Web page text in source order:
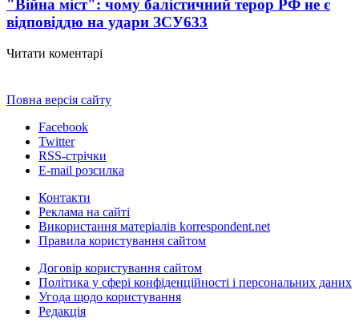
"Війна міст": чому балістичний терор РФ не є
відповіддю на удари ЗСУ633
Читати коментарі
Повна версія сайту
Facebook
Twitter
RSS-стрічки
E-mail розсилка
Контакти
Реклама на сайті
Використання матеріалів korrespondent.net
Правила користування сайтом
Договір користування сайтом
Політика у сфері конфіденційності і персональних даних
Угода щодо користування
Редакція